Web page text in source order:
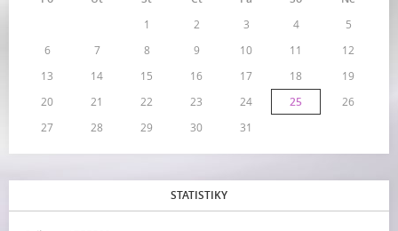
1
2 3 4
5
6
7 8 9 10 11
12
13
14 15 16 17 18
19
20
21 22 23 24 25
26
27
28 29 30 31
STATISTIKY